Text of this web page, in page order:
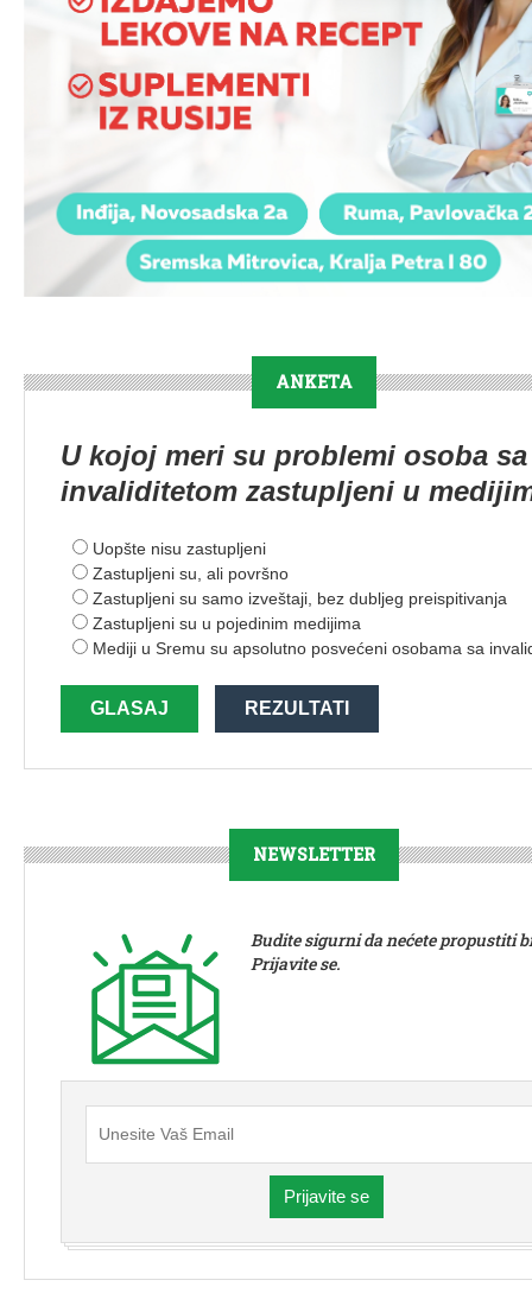
ANKETA
U kojoj meri su problemi osoba sa
invaliditetom zastupljeni u
Uopšte nisu zastupljeni
Zastupljeni su, ali površno
Zastupljeni su samo izveštaji, bez dubljeg preispitivanja
Zastupljeni su u pojedinim medijima
Mediji u Sremu su apsolutno posvećeni osobama sa
GLASAJ REZULTATI
NEWSLETTER
Budite sigurni da nećete propustiti
Prijavite se.
Prijavite se